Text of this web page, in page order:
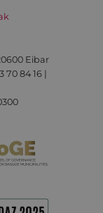
Eibar
70 84 16 |